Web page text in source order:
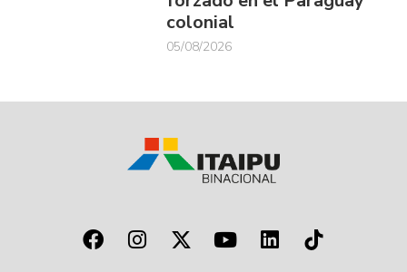
colonial
05/08/2026